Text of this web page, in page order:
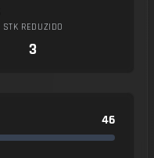
STK REDUZIDO
3
46